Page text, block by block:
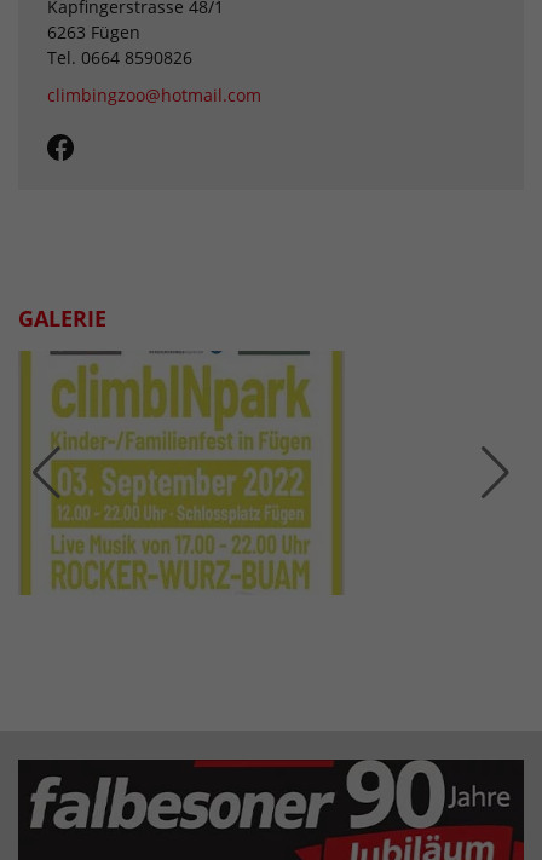
Kapfingerstrasse 48/1
6263 Fügen
Tel. 0664 8590826
climbingzoo@hotmail.com
GALERIE